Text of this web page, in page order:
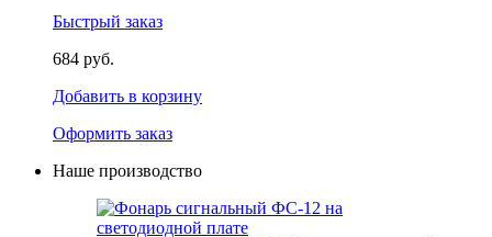
Быстрый заказ
684 руб.
Добавить в корзину
Оформить заказ
Наше производство